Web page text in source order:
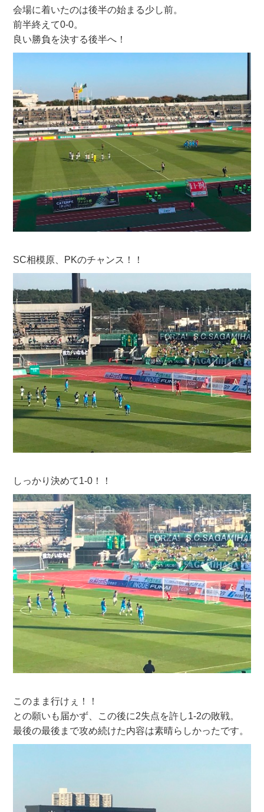
会場に着いたのは後半の始まる少し前。
前半終えて0-0。
良い勝負を決する後半へ！
SC相模原、PKのチャンス！！
しっかり決めて1-0！！
このまま行けぇ！！
との願いも届かず、この後に2失点を許し1-2の敗戦。
最後の最後まで攻め続けた内容は素晴らしかったです。